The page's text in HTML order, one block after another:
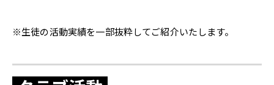
アクセス
SCIENCE
IC
進路・キャリア
キャリア教育
学校生活
学校生活
入試情報
※生徒の活動実績を一部抜粋してご紹介いたします。